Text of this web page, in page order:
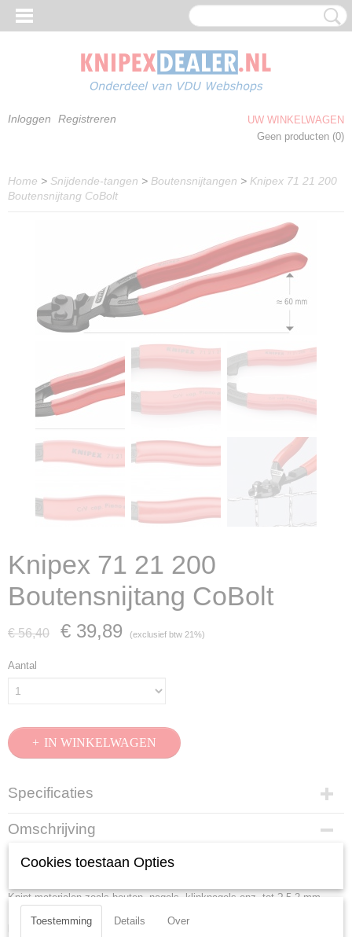
Inloggen Registreren
UW WINKELWAGEN
Geen producten (0)
Home > Snijdende-tangen > Boutensnijtangen > Knipex 71 21 200
Boutensnijtang CoBolt
Knipex 71 21 200
Boutensnijtang CoBolt
€ 56,40 € 39,89 (exclusief btw 21%)
Aantal
IN WINKELWAGEN
Specificaties
Productcode
71 21 200
EAN code
Productcode leverancier
71 21 200
Netto gewicht
Omschrijving
KNIPEX CoBolt zwart geatramenteerd, met kunststof bekleed 200 mm
Knipt materialen zoals bouten, nagels, klinknagels enz. tot ? 5,2 mm.
krachtinspanning. Snijkanten extra inductief gehard, hardheid van de
Cookies toestaan Opties
Toestemming Details Over